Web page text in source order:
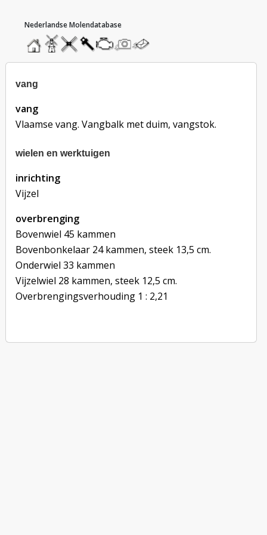
homemolendatabase
roedendatabase
assendatabase
motorendatabase
stuur
een
foto
stuur
een
bericht
vang
vang
Vlaamse vang. Vangbalk met duim, vangstok.
wielen en werktuigen
inrichting
Vijzel
overbrenging
Bovenwiel 45 kammen
Bovenbonkelaar 24 kammen, steek 13,5 cm.
Onderwiel 33 kammen
Vijzelwiel 28 kammen, steek 12,5 cm.
Overbrengingsverhouding 1 : 2,21